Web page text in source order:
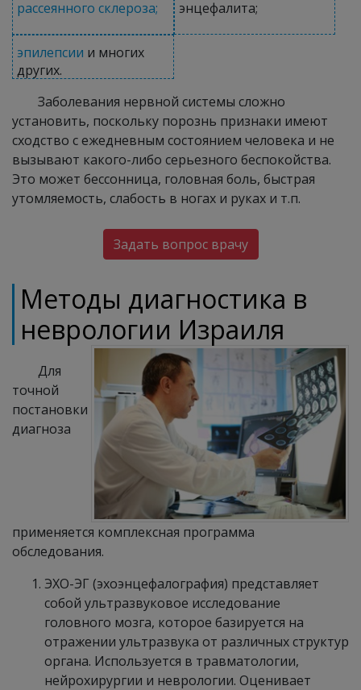
рассеянного склероза; энцефалита;
эпилепсии и многих
других.
Заболевания нервной системы сложно
установить, поскольку порознь признаки имеют
сходство с ежедневным состоянием человека и не
вызывают какого-либо серьезного беспокойства.
Это может бессонница, головная боль, быстрая
утомляемость, слабость в ногах и руках и т.п.
Задать вопрос врачу
Методы диагностика в
неврологии Израиля
Для
точной
постановки
диагноза
применяется комплексная программа
обследования.
ЭХО-ЭГ (эхоэнцефалография) представляет
собой ультразвуковое исследование
головного мозга, которое базируется на
отражении ультразвука от различных структур
органа. Используется в травматологии,
нейрохирургии и неврологии. Оценивает